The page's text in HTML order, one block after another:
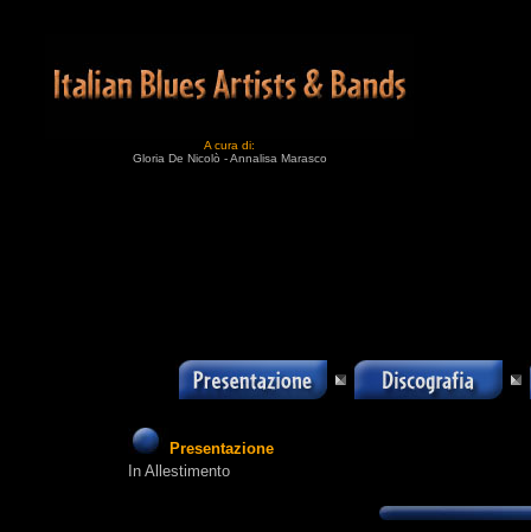
A cura di:
Gloria De Nicolò - Annalisa Marasco
Presentazione
In Allestimento